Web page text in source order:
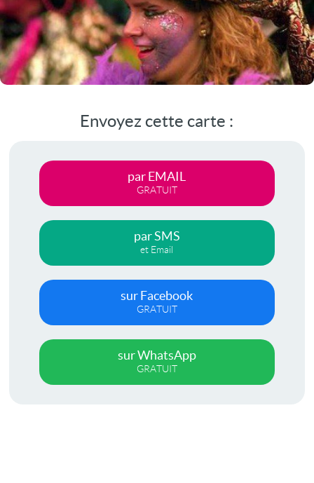
Envoyez cette carte :
par EMAIL
GRATUIT
par SMS
et Email
sur Facebook
GRATUIT
sur WhatsApp
GRATUIT